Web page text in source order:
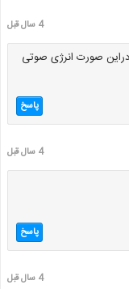
4 سال قبل
دراین صورت انرژی صوتی
پاسخ
4 سال قبل
پاسخ
4 سال قبل